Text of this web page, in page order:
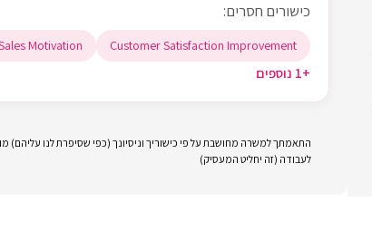
כישורים חסרים:
Customer Satisfaction Improvement
Motivation
+1 נוספים
התאמתך למשרה מחושבת על פי כישוריך וניסיונך (כפי שסיפרת לנו עליהם)
לעבודה (זה יחליט המעסיק)